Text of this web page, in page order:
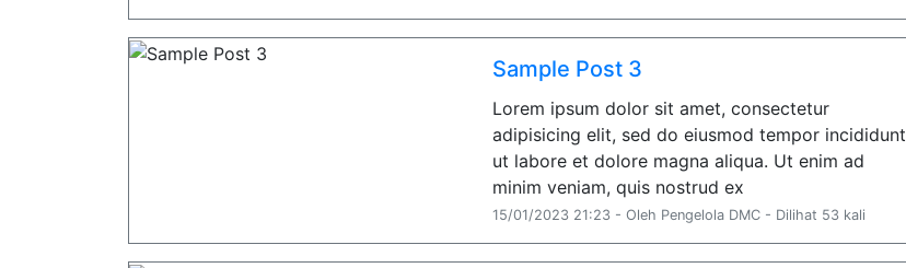
Sample Post 3
Lorem ipsum dolor sit amet, consectetur
adipisicing elit, sed do eiusmod tempor incididunt
ut labore et dolore magna aliqua. Ut enim ad
minim veniam, quis nostrud ex
15/01/2023 21:23 - Oleh Pengelola DMC - Dilihat 53 kali